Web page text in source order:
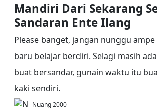
Mandiri Dari Sekarang
Sandaran Ente Ilang
Please banget, jangan nunggu
baru belajar berdiri. Selagi masih
buat bersandar, gunain waktu itu
kaki sendiri.
Nuang 2000